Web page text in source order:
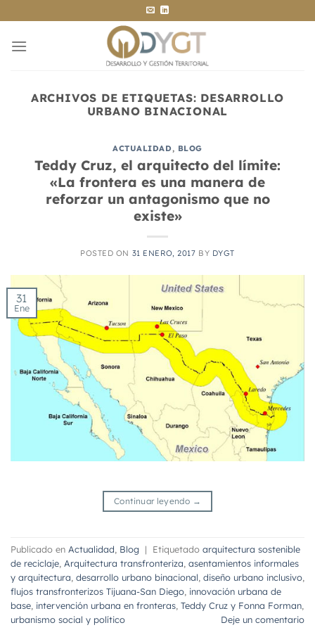
al
contenido
ARCHIVOS DE ETIQUETAS: DESARROLLO
URBANO BINACIONAL
ACTUALIDAD, BLOG
Teddy Cruz, el arquitecto del límite:
«La frontera es una manera de
reforzar un antagonismo que no
existe»
POSTED ON 31 ENERO, 2017 BY DYGT
31
Ene
Continuar leyendo →
Publicado en Actualidad Blog | Etiquetado arquitectura sostenible
de reciclaje Arquitectura transfronteriza asentamientos informales
y arquitectura desarrollo urbano binacional diseño urbano inclusivo
flujos transfronterizos Tijuana-San Diego innovación urbana de
base intervención urbana en fronteras Teddy Cruz y Fonna Forman
urbanismo social y político
Deje un comentario